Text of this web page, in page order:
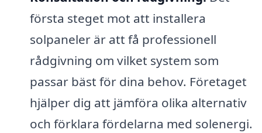
första steget mot att installera
solpaneler är att få professionell
rådgivning om vilket system som
passar bäst för dina behov. Företaget
hjälper dig att jämföra olika alternativ
och förklara fördelarna med solenergi.